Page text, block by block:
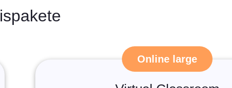
Online large